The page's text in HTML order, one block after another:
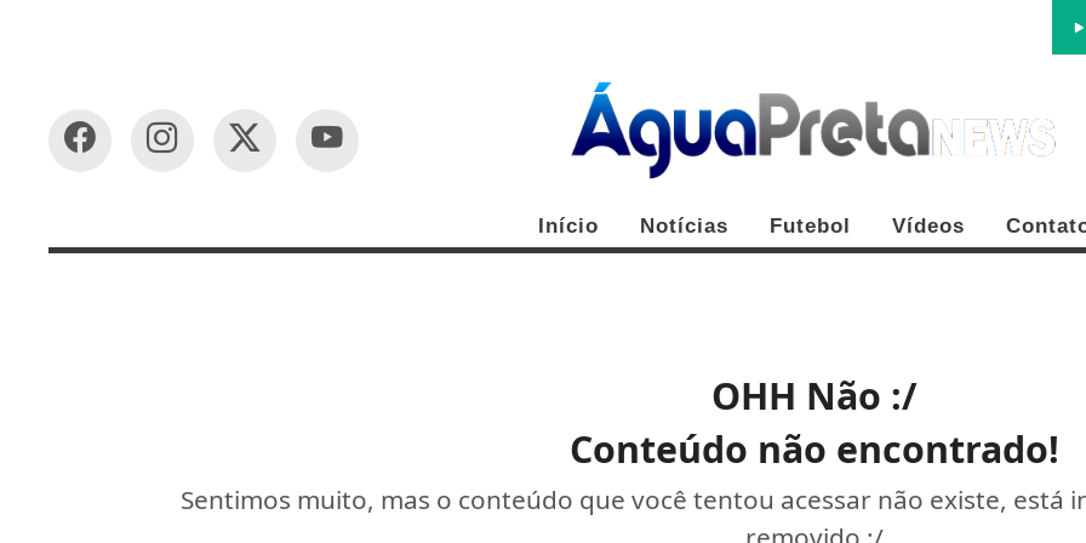
Início Notícias Futebol Vídeos
OHH Não :/
Conteúdo não encontrado!
Sentimos muito, mas o conteúdo que você tentou acessar não existe, está